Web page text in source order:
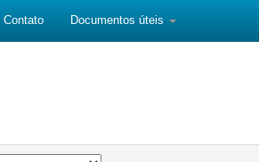
Contato Documentos úteis